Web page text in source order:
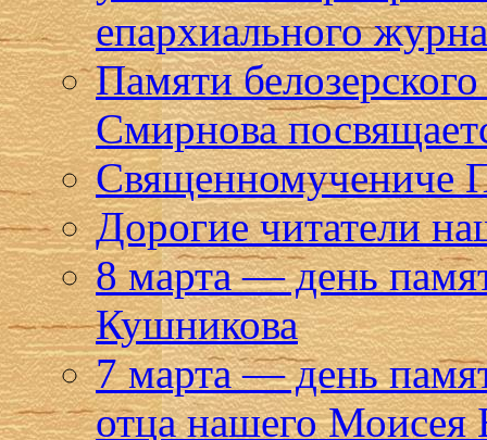
епархиального
Памяти
Смирнова
Священномучениче
Дорогие читатели
8 марта — день
Кушникова
7 марта — день
отца нашего Моисея